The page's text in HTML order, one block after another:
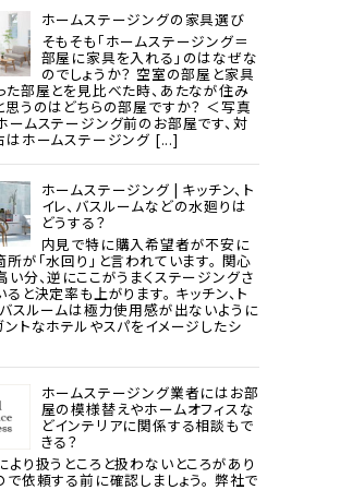
ホームステージングの家具選び
そもそも「ホームステージング＝
部屋に家具を入れる」のはなぜな
のでしょうか？ 空室の部屋と家具
た部屋とを見比べた時、あたなが住み
思うのはどちらの部屋ですか？ ＜写真
ームステージング前のお部屋です、対
はホームステージング [...]
ホームステージング | キッチン、ト
イレ、バスルームなどの水廻りは
どうする？
内見で特に購入希望者が不安に
所が「水回り」と言われています。 関心
い分、逆にここがうまくステージングさ
ると決定率も上がります。 キッチン、ト
バスルームは極力使用感が出ないように
ントなホテルやスパをイメージしたシ
ホームステージング業者にはお部
屋の模様替えやホームオフィスな
どインテリアに関係する相談もで
きる？
より扱うところと扱わないところがあり
で依頼する前に確認しましょう。 弊社で